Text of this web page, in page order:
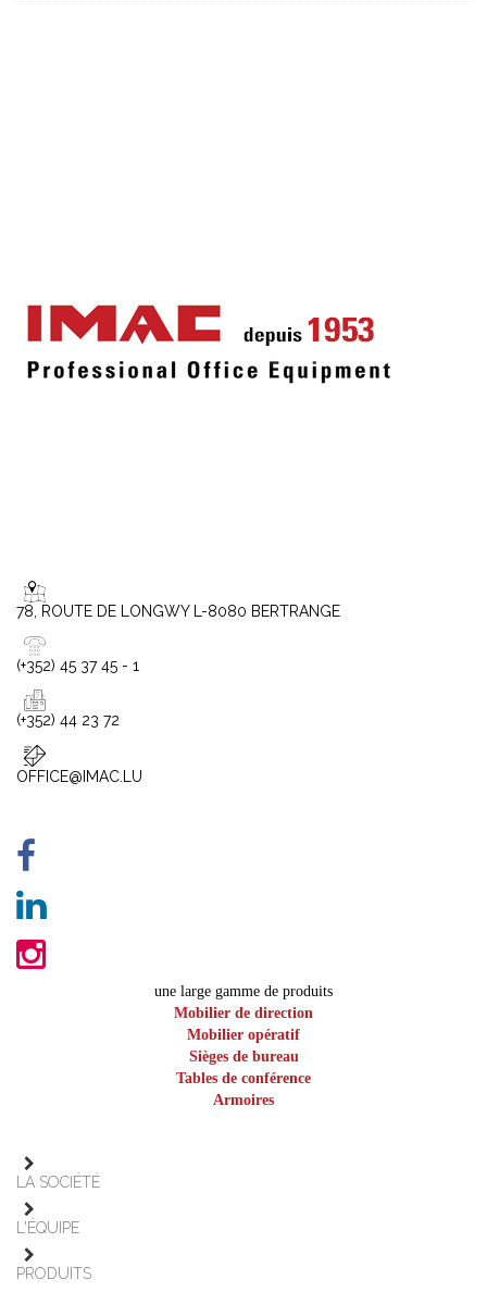
78, ROUTE DE LONGWY L-8080 BERTRANGE
(+352) 45 37 45 - 1
(+352) 44 23 72
OFFICE@IMAC.LU
une large gamme de produits
Mobilier de direction
Mobilier opératif
Sièges de bureau
Tables de conférence
Armoires
LA SOCIÉTÉ
L'ÉQUIPE
PRODUITS